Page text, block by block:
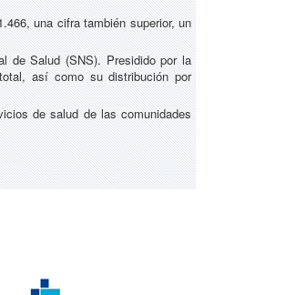
una cifra también superior, un
de Salud (SNS). Presidido por la
así como su distribución por
de salud de las comunidades